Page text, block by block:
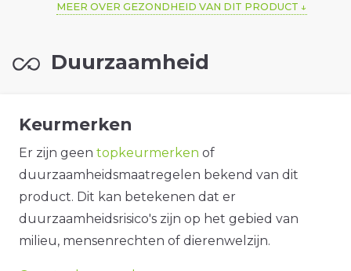
MEER OVER GEZONDHEID VAN DIT PRODUCT
Duurzaamheid
Keurmerken
Er zijn geen topkeurmerken of
duurzaamheidsmaatregelen bekend van dit
product. Dit kan betekenen dat er
duurzaamheidsrisico's zijn op het gebied van
milieu, mensenrechten of dierenwelzijn.